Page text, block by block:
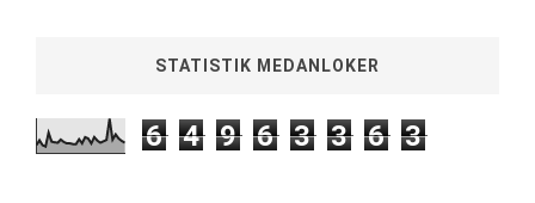
STATISTIK MEDANLOKER
6 4 9 6 3 3 6 3